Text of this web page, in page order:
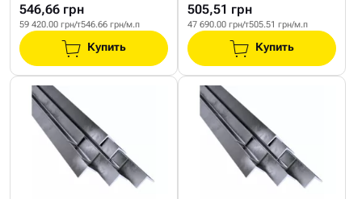
546,66 грн
59 420.00 грн/т546.66 грн/м.п
Купить
505,51 грн
47 690.00 грн/т505.51 грн/м.п
Купить